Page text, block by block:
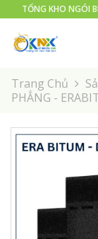
TỔNG KHO NGÓI
Trang Chủ
PHẲNG -